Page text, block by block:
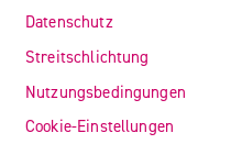
Datenschutz
Streitschlichtung
Nutzungsbedingungen
Cookie-Einstellungen